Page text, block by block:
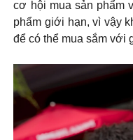
cơ hội mua sản phẩm
phẩm giới hạn, vì vậy
để có thể mua sắm với